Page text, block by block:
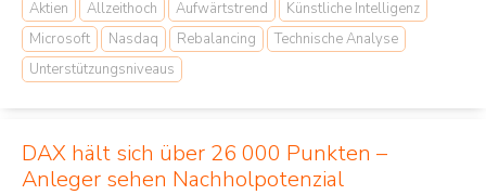
Aktien Allzeithoch Aufwärtstrend
Künstliche Intelligenz
Microsoft
Nasdaq Rebalancing
Technische Analyse
Unterstützungsniveaus
DAX hält sich über 26 000 Punkten –
Anleger sehen Nachholpotenzial